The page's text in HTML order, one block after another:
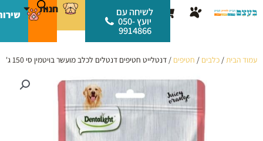
לתוכן
עגלת
קניות
לשיחה עם
יועץ 050-
9914866
חנות
עמוד הבית/ כלבים / חטיפים / דנטלייט חטיפים דנטלים לכלב מועשר בויטמין סי 150 ג'